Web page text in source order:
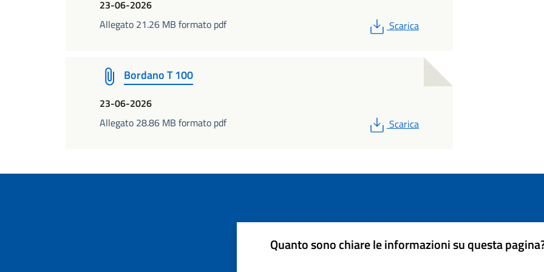
23-06-2026
Allegato 21.26 MB formato pdf
PDF
Scarica
Bordano T 100
23-06-2026
Allegato 28.86 MB formato pdf
PDF
Scarica
Quanto sono chiare le informazioni su questa